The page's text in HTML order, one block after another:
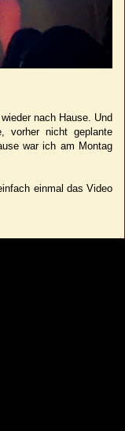
nach Hause. Und
vorher nicht geplante
war ich am Montag
einmal das Video